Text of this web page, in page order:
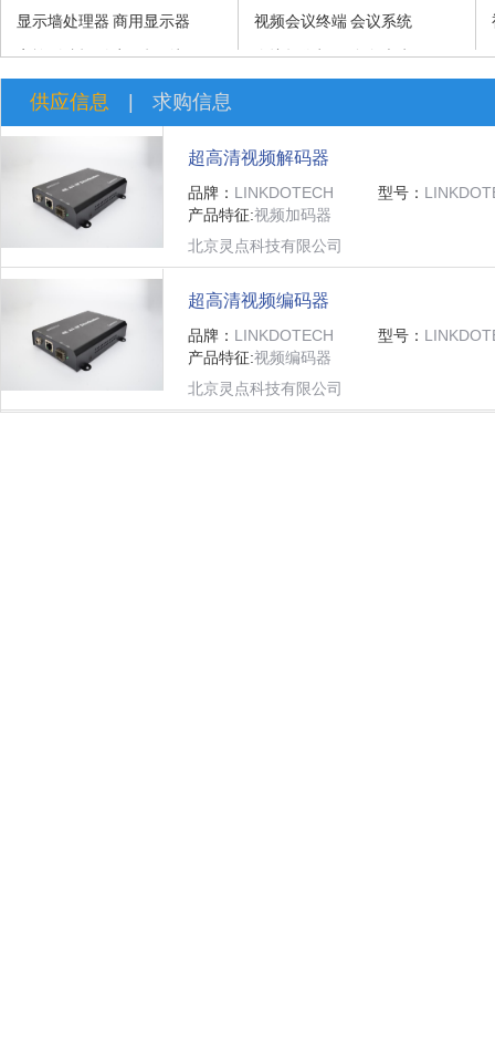
显示墙处理器 商用显示器
家族影院投影商用投影机
机
视频会议终端
及系统
会议系统
会议摄像机
全向麦克风
供应信息 求购信息
超高清视频解码器
品牌： LINKDOTECH 型号：
产品特征:视频加码器
北京灵点科技有限公司
超高清视频编码器
品牌： LINKDOTECH 型号：
产品特征:视频编码器
北京灵点科技有限公司